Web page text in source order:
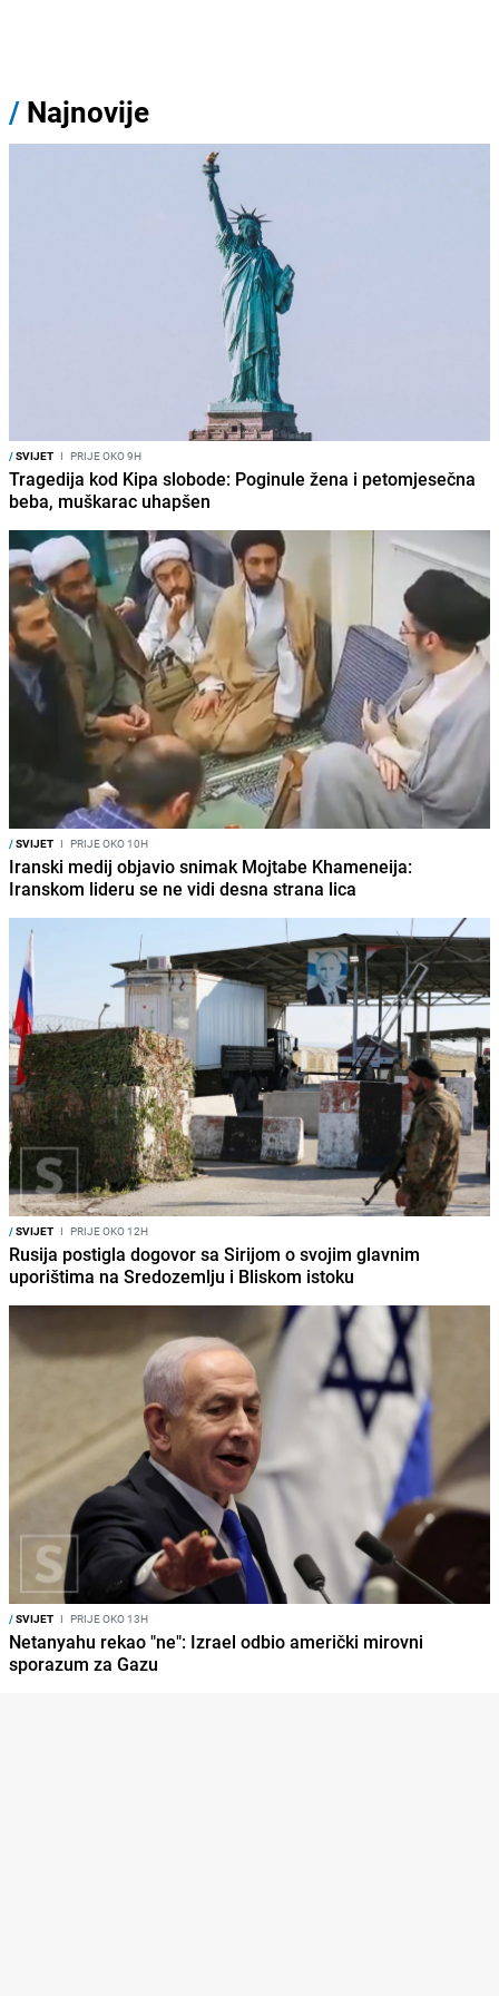
/ Najnovije
/SVIJET I PRIJE OKO 9H
Tragedija kod Kipa slobode: Poginule žena i petomjesečna
beba, muškarac uhapšen
/SVIJET I PRIJE OKO 10H
Iranski medij objavio snimak Mojtabe Khameneija:
Iranskom lideru se ne vidi desna strana lica
/SVIJET I PRIJE OKO 12H
Rusija postigla dogovor sa Sirijom o svojim glavnim
uporištima na Sredozemlju i Bliskom istoku
/SVIJET I PRIJE OKO 13H
Netanyahu rekao "ne": Izrael odbio američki mirovni
sporazum za Gazu